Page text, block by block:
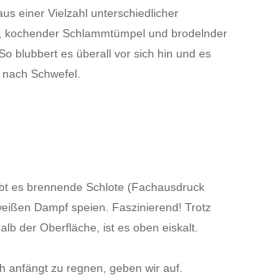
einer Vielzahl unterschiedlicher
kochender Schlammtümpel und brodelnder
blubbert es überall vor sich hin und es
Schwefel.
es brennende Schlote (Fachausdruck
Dampf speien. Faszinierend! Trotz
der Oberfläche, ist es oben eiskalt.
anfängt zu regnen, geben wir auf.